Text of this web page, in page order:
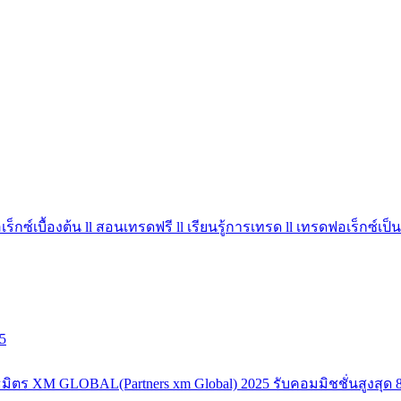
เร็กซ์เบื้องต้น ll สอนเทรดฟรี ll เรียนรู้การเทรด ll เทรดฟอเร็กซ์เป็
XM GLOBAL(Partners xm Global) 2025 รับคอมมิชชั่นสูงสุด